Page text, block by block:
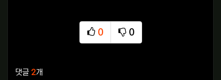
0
추천
0
비추천
댓글 2개